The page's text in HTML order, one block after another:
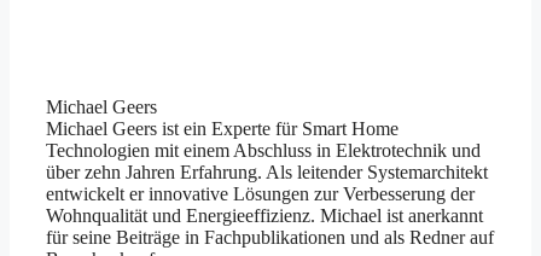
Michael Geers
Michael Geers ist ein Experte für Smart Home
Technologien mit einem Abschluss in Elektrotechnik und
über zehn Jahren Erfahrung. Als leitender Systemarchitekt
entwickelt er innovative Lösungen zur Verbesserung der
Wohnqualität und Energieeffizienz. Michael ist anerkannt
für seine Beiträge in Fachpublikationen und als Redner auf